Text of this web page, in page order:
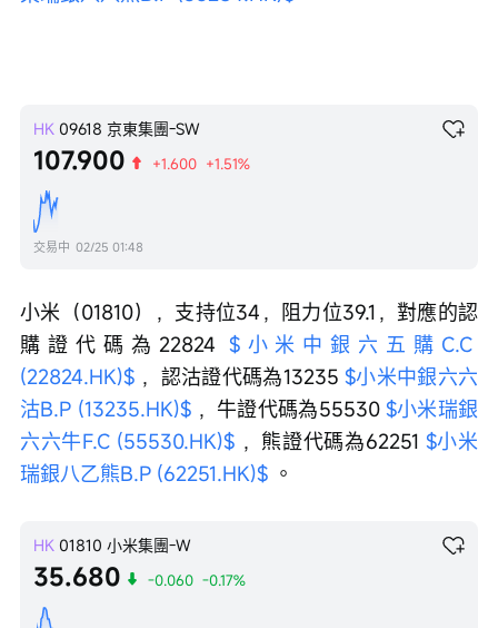
HK 09618 京東集團-SW
107.900 +1.600 +1.51%
交易中 02/25 01:48
小米（01810），支持位34，阻力位39.1，對應的認
購證代碼為22824 $小米中銀六五購C.C
(22824.HK)$ ，認沽證代碼為13235 $小米中銀六六
沽B.P (13235.HK)$ ，牛證代碼為55530 $小米瑞銀
六六牛F.C (55530.HK)$ ，熊證代碼為62251 $小米
瑞銀八乙熊B.P (62251.HK)$ 。
HK 01810 小米集團-W
35.680 -0.060 -0.17%